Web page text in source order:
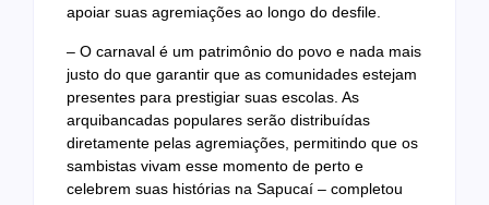
apoiar suas agremiações ao longo do desfile.
– O carnaval é um patrimônio do povo e nada mais
justo do que garantir que as comunidades estejam
presentes para prestigiar suas escolas. As
arquibancadas populares serão distribuídas
diretamente pelas agremiações, permitindo que os
sambistas vivam esse momento de perto e
celebrem suas histórias na Sapucaí – completou